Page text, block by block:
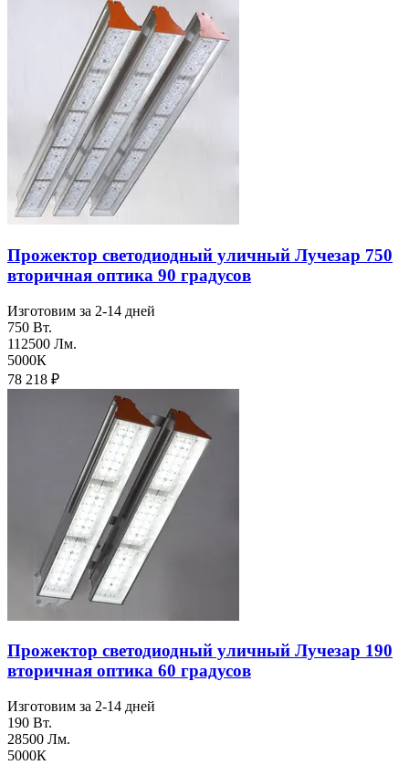
Прожектор светодиодный уличный Лучезар 750
вторичная оптика 90 градусов
Изготовим за 2-14 дней
750 Вт.
112500 Лм.
5000К
78 218 ₽
Прожектор светодиодный уличный Лучезар 190
вторичная оптика 60 градусов
Изготовим за 2-14 дней
190 Вт.
28500 Лм.
5000К